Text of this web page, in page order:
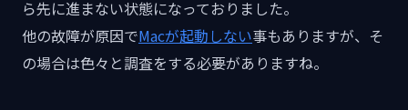
ら先に進まない状態になっておりました。
他の故障が原因でMacが起動しない事もありますが、そ
の場合は色々と調査をする必要がありますね。